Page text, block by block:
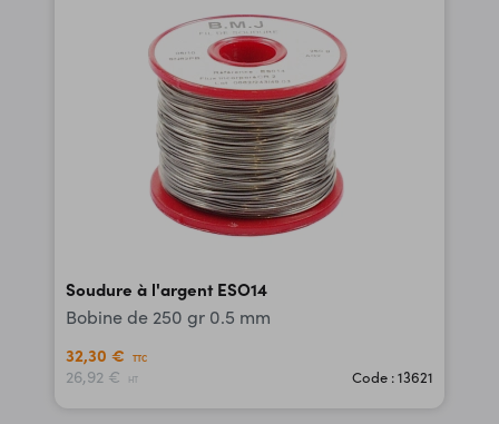
Soudure à l'argent ESO14
Bobine de 250 gr 0.5 mm
32,30 €
TTC
26,92 € HT Code : 13621